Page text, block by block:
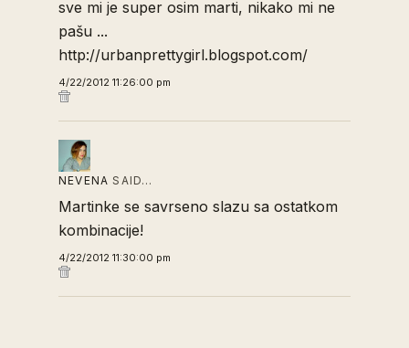
sve mi je super osim marti, nikako mi ne
pašu ...
http://urbanprettygirl.blogspot.com/
4/22/2012 11:26:00 pm
NEVENA SAID…
Martinke se savrseno slazu sa ostatkom
kombinacije!
4/22/2012 11:30:00 pm